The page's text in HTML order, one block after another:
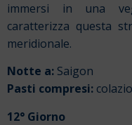
immersi in una
caratterizza questa
meridionale.
Notte a: Saigon
Pasti compresi:
12° Giorno